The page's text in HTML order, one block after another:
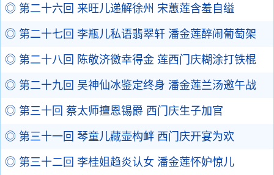
◎ 第二十六回 来旺儿递解徐州 宋蕙莲含羞自缢
◎ 第二十七回 李瓶儿私语翡翠轩 潘金莲醉闹葡萄架
◎ 第二十八回 陈敬济徼幸得金 莲西门庆糊涂打铁棍
◎ 第二十九回 吴神仙冰鉴定终身 潘金莲兰汤邀午战
◎ 第三十回 蔡太师擅恩锡爵 西门庆生子加官
◎ 第三十一回 琴童儿藏壶构衅 西门庆开宴为欢
◎ 第三十二回 李桂姐趋炎认女 潘金莲怀妒惊儿